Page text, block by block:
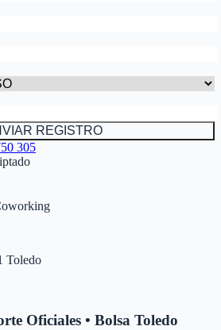
REGISTRO
305
Toledo
Oficiales • Bolsa Toledo